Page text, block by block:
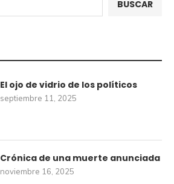
BUSCAR
El ojo de vidrio de los políticos
septiembre 11, 2025
Crónica de una muerte anunciada
noviembre 16, 2025